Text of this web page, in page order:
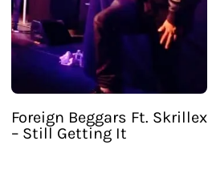
Foreign Beggars Ft. Skrillex
– Still Getting It